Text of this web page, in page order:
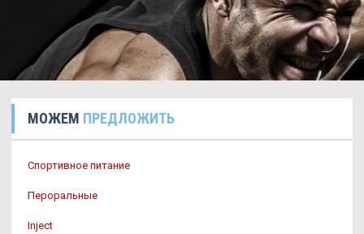
МОЖЕМ ПРЕДЛОЖИТЬ
Спортивное питание
Пероральные
Inject